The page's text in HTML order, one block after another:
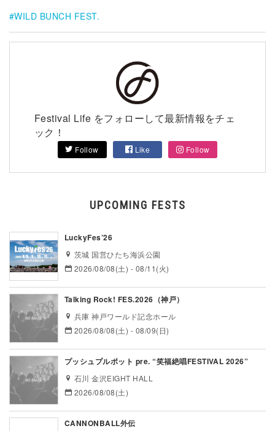
WILD BUNCH FEST.
Festival Life をフォローして最新情報をチェ
ック！
Follow Like Follow
UPCOMING FESTS
LuckyFes’26
茨城 国営ひたち海浜公園
2026/08/08(土) - 08/11(火)
Talking Rock! FES.2026（神戸）
兵庫 神戸ワールド記念ホール
2026/08/08(土) - 08/09(日)
プッシュプルポット pre. “笑福絶唱FESTIVAL 2026”
石川 金沢EIGHT HALL
2026/08/08(土)
CANNONBALL外伝